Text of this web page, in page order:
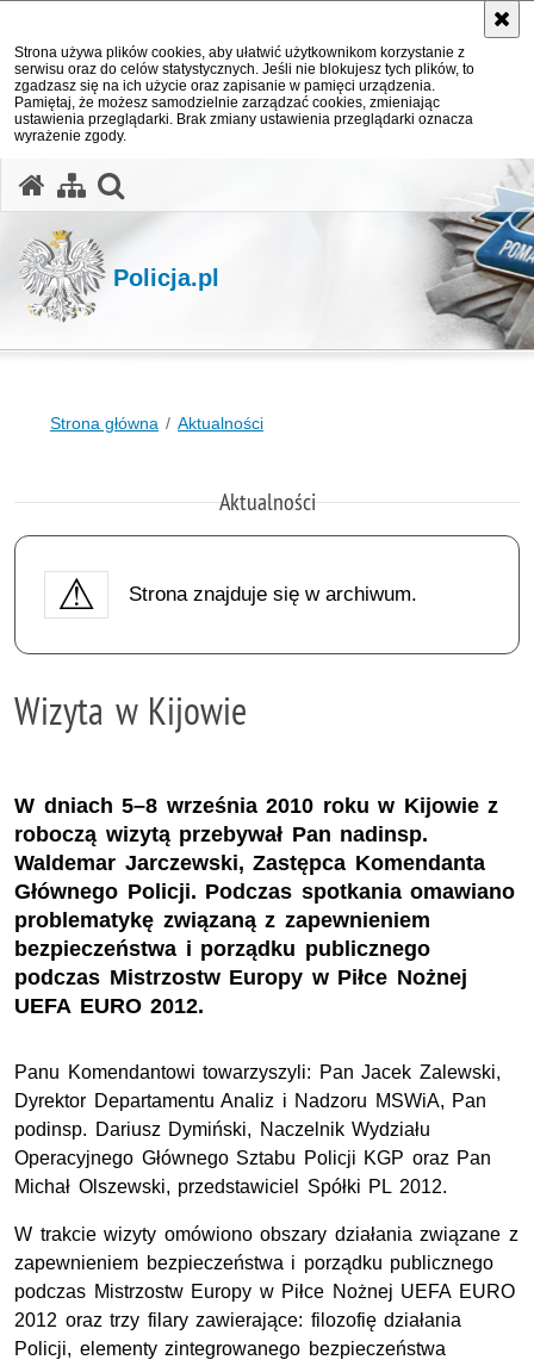
Strona używa plików cookies, aby ułatwić użytkownikom korzystanie z
serwisu oraz do celów statystycznych. Jeśli nie blokujesz tych plików, to
zgadzasz się na ich użycie oraz zapisanie w pamięci urządzenia.
Pamiętaj, że możesz samodzielnie zarządzać cookies, zmieniając
ustawienia przeglądarki. Brak zmiany ustawienia przeglądarki oznacza
wyrażenie zgody.
Policja.pl
Strona główna Aktualności
Aktualności
Strona znajduje się w archiwum.
Wizyta w Kijowie
W dniach 5–8 września 2010 roku w Kijowie z
roboczą wizytą przebywał Pan nadinsp.
Waldemar Jarczewski, Zastępca Komendanta
Głównego Policji. Podczas spotkania omawiano
problematykę związaną z zapewnieniem
bezpieczeństwa i porządku publicznego
podczas Mistrzostw Europy w Piłce Nożnej
UEFA EURO 2012.
Panu Komendantowi towarzyszyli: Pan Jacek Zalewski,
Dyrektor Departamentu Analiz i Nadzoru MSWiA, Pan
podinsp. Dariusz Dymiński, Naczelnik Wydziału
Operacyjnego Głównego Sztabu Policji KGP oraz Pan
Michał Olszewski, przedstawiciel Spółki PL 2012.
W trakcie wizyty omówiono obszary działania związane z
zapewnieniem bezpieczeństwa i porządku publicznego
podczas Mistrzostw Europy w Piłce Nożnej UEFA EURO
2012 oraz trzy filary zawierające: filozofię działania
Policji, elementy zintegrowanego bezpieczeństwa